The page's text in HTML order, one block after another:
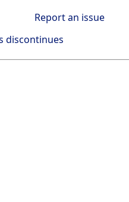
Report an issue
discontinues